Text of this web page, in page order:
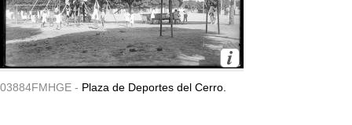
03884FMHGE - Plaza de Deportes del Cerro.